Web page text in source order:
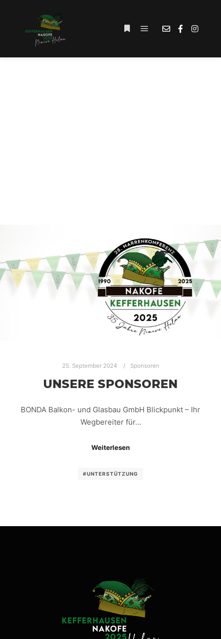
25. September 2024 Sponsoren
UNSERE SPONSOREN
BONDA Balkon- und Glasbau GmbH Blickpunkt – Ihr
Wegbereiter für…
Weiterlesen
#UNTERSTÜTZUNG